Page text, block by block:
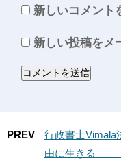
新しいコメント
新しい投稿をメ
PREV
行政書士
由に生きる ｜